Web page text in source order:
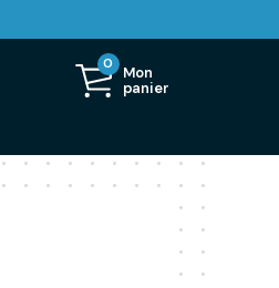
0
Mon
panier